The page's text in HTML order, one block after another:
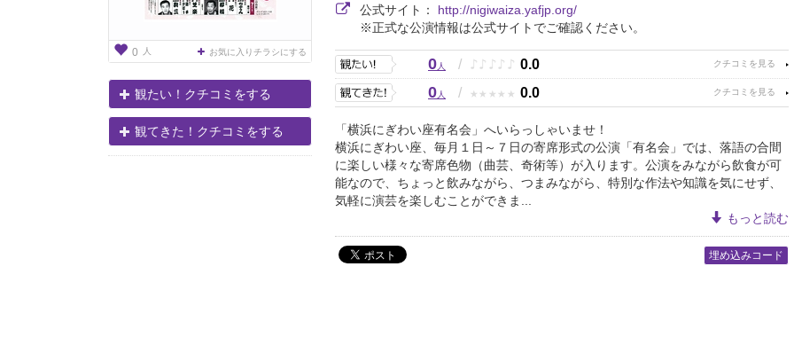
0 人 お気に入りチラシにする
観たい！クチコミをする
観てきた！クチコミをする
公式サイト： http://nigiwaiza.yafjp.org/
※正式な公演情報は公式サイトでご確認ください。
0人 / ♪ ♪ ♪ ♪ ♪ 0.0
0人 / ★ ★ ★ ★ ★ 0.0
「横浜にぎわい座有名会」へいらっしゃいませ！
横浜にぎわい座、毎月１日～７日の寄席形式の公演「有名会」では、落語の合間
に楽しい様々な寄席色物（曲芸、奇術等）が入ります。公演をみながら飲食が可
能なので、ちょっと飲みながら、つまみながら、特別な作法や知識を気にせず、
気軽に演芸を楽しむことができま...
もっと読む
埋め込みコード